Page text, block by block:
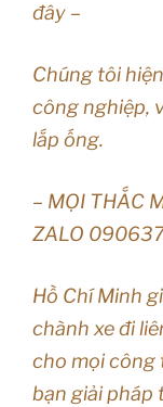
đây –
Chúng tôi
công nghiệp,
lắp ống.
– MỌI THẮC
ZALO
Hồ Chí Minh
chành xe đi
cho mọi công
bạn giải pháp